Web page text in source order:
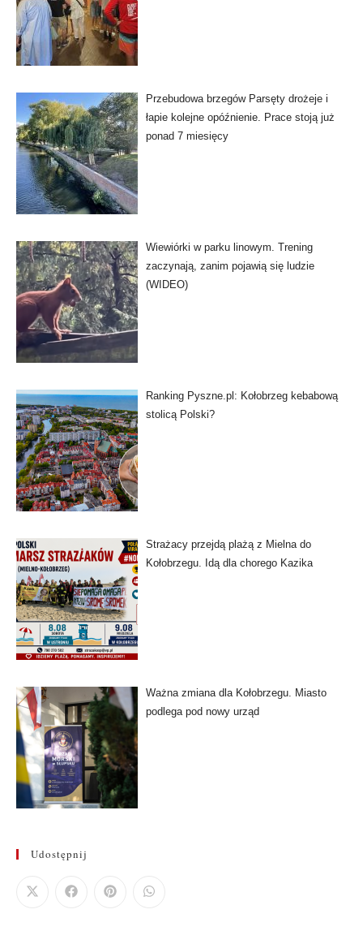
Przebudowa brzegów Parsęty drożeje i
łapie kolejne opóźnienie. Prace stoją już
ponad 7 miesięcy
Wiewiórki w parku linowym. Trening
zaczynają, zanim pojawią się ludzie
(WIDEO)
Ranking Pyszne.pl: Kołobrzeg kebabową
stolicą Polski?
Strażacy przejdą plażą z Mielna do
Kołobrzegu. Idą dla chorego Kazika
Ważna zmiana dla Kołobrzegu. Miasto
podlega pod nowy urząd
Udostępnij